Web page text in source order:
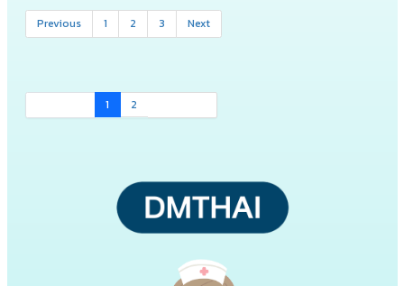
Previous 1 2 3 Next
1 2